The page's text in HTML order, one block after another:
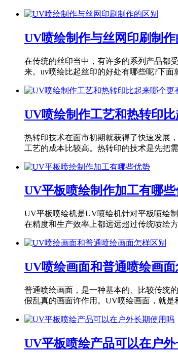
UV喷绘制作与丝网印刷制作
在传统的丝印当中，有许多的系列产品都
来。uv喷绘比起丝印的好处有哪些呢?下面
UV喷绘制作工艺和热转印
热转印技术在面市初期就获得了快速发展
工艺的成本比较高。热转印的技术是先把
UV平板喷绘制作加工有哪
UV平板喷绘机是UV喷绘机针对平板喷绘
在精度和生产效率上都远远超过传统喷绘
UV喷绘画面和普通喷绘画面
普通喷绘画面，是一种基本的、比较传统
假乱真的画面许作用。UV喷绘画面，就是
UV平板喷绘产品可以在户